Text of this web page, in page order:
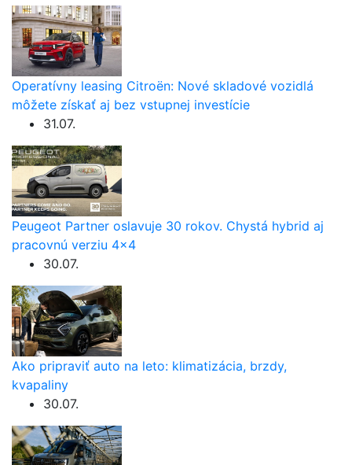
Operatívny leasing Citroën: Nové skladové vozidlá
môžete získať aj bez vstupnej investície
31.07.
Peugeot Partner oslavuje 30 rokov. Chystá hybrid aj
pracovnú verziu 4×4
30.07.
Ako pripraviť auto na leto: klimatizácia, brzdy,
kvapaliny
30.07.